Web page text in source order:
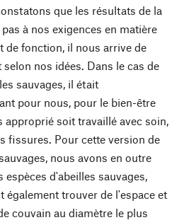
que les résultats de la
à nos exigences en matière
de fonction, il nous arrive de
nos idées. Dans le cas de
sauvages, il était
pour nous, pour le bien-être
approprié soit travaillé avec soin,
fissures. Pour cette version de
nous avons en outre
espèces d'abeilles sauvages,
également trouver de l'espace et
couvain au diamètre le plus